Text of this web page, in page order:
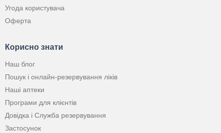
Угода користувача
Оферта
Корисно знати
Наш блог
Пошук і онлайн-резервування ліків
Наші аптеки
Програми для клієнтів
Довідка і Служба резервування
Застосунок